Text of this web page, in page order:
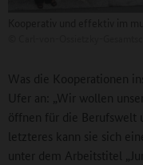
Was die Kooperationen
Ufer an: „Wir wollen
öffnen für die Berufswelt
letzteres kann sie sich
unter dem Arbeitstitel